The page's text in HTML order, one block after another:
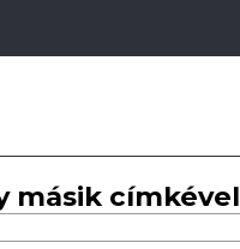
másik címkével